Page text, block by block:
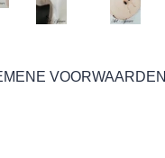
VOORWAARDEN